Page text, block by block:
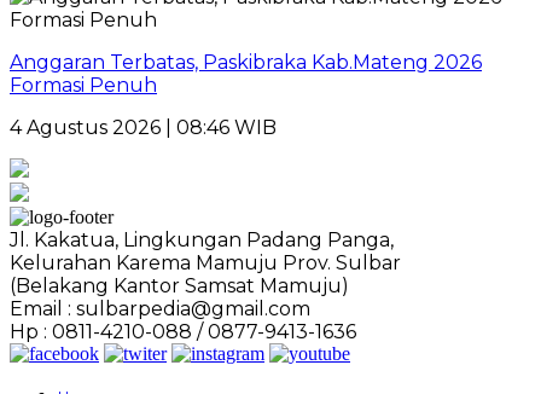
Anggaran Terbatas, Paskibraka Kab.Mateng 2026
Formasi Penuh
4 Agustus 2026 | 08:46 WIB
Jl. Kakatua, Lingkungan Padang Panga,
Kelurahan Karema Mamuju Prov. Sulbar
(Belakang Kantor Samsat Mamuju)
Email : sulbarpedia@gmail.com
Hp : 0811-4210-088 / 0877-9413-1636